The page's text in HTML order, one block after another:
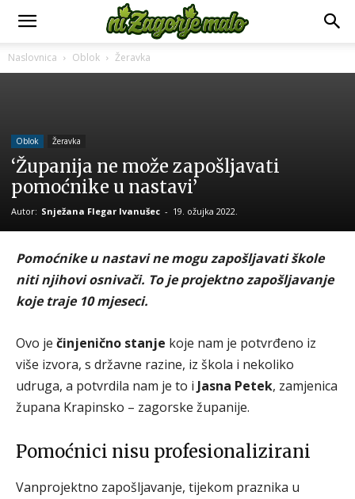
Naslovnica Oblok Žeravka
Oblok Žeravka
‘Županija ne može zapošljavati
pomoćnike u nastavi’
Autor: Snježana Flegar Ivanušec - 19. ožujka 2022.
Pomoćnike u nastavi ne mogu zapošljavati škole
niti njihovi osnivači. To je projektno zapošljavanje
koje traje 10 mjeseci.
Ovo je činjenično stanje koje nam je potvrđeno iz
više izvora, s državne razine, iz škola i nekoliko
udruga, a potvrdila nam je to i Jasna Petek, zamjenica
župana Krapinsko – zagorske županije.
Pomoćnici nisu profesionalizirani
Vanprojektno zapošljavanje, tijekom praznika u